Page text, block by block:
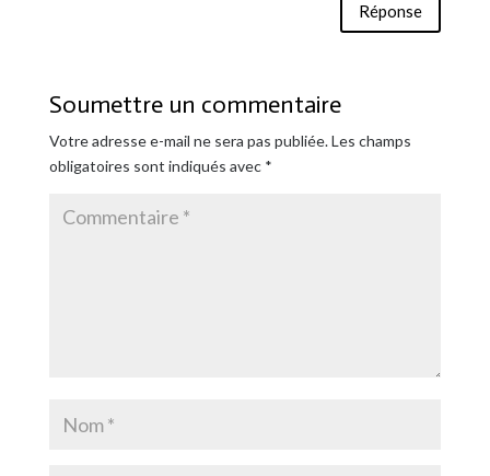
Réponse
Soumettre un commentaire
Votre adresse e-mail ne sera pas publiée.Les champs
obligatoires sont indiqués avec *